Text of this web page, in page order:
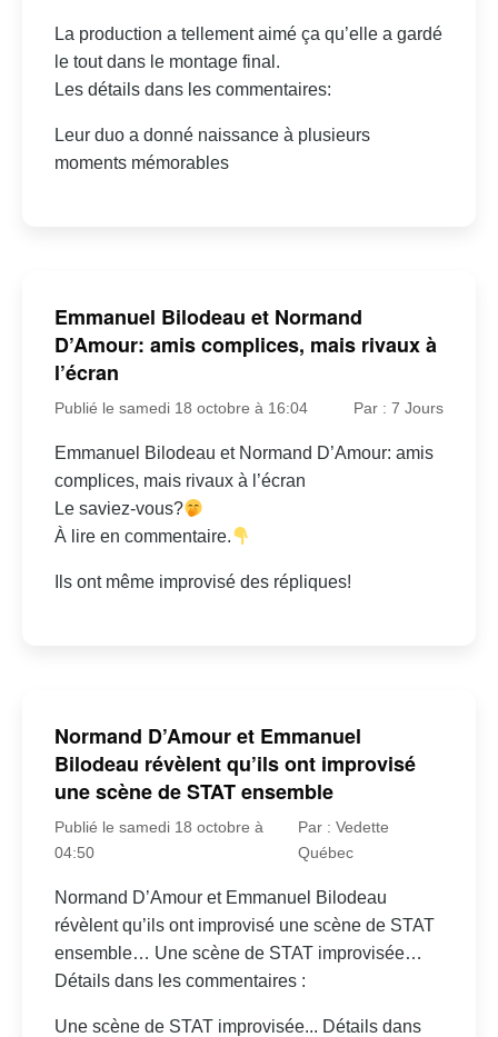
La production a tellement aimé ça qu’elle a gardé
le tout dans le montage final.
Les détails dans les commentaires:
Leur duo a donné naissance à plusieurs
moments mémorables
Emmanuel Bilodeau et Normand
D’Amour: amis complices, mais rivaux à
l’écran
Publié le samedi 18 octobre à 16:04 Par : 7 Jours
Emmanuel Bilodeau et Normand D’Amour: amis
complices, mais rivaux à l’écran
Le saviez-vous?
À lire en commentaire.
Ils ont même improvisé des répliques!
Normand D’Amour et Emmanuel
Bilodeau révèlent qu’ils ont improvisé
une scène de STAT ensemble
Publié le samedi 18 octobre à
04:50
Par : Vedette
Québec
Normand D’Amour et Emmanuel Bilodeau
révèlent qu’ils ont improvisé une scène de STAT
ensemble… Une scène de STAT improvisée…
Détails dans les commentaires :
Une scène de STAT improvisée... Détails dans